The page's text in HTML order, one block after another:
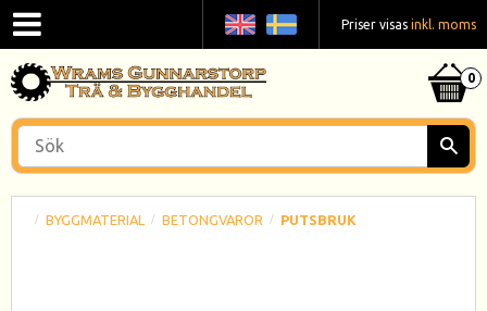
Priser visas inkl. moms
BYGGMATERIAL BETONGVAROR PUTSBRUK